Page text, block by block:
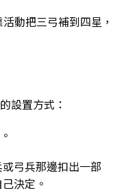
動把三弓補到四星，
設置方式：
弓兵那邊扣出一部
決定。